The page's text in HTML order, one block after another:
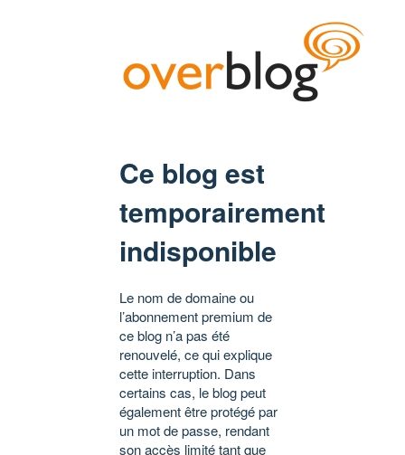
Ce blog est
temporairement
indisponible
Le nom de domaine ou
l’abonnement premium de
ce blog n’a pas été
renouvelé, ce qui explique
cette interruption. Dans
certains cas, le blog peut
également être protégé par
un mot de passe, rendant
son accès limité tant que